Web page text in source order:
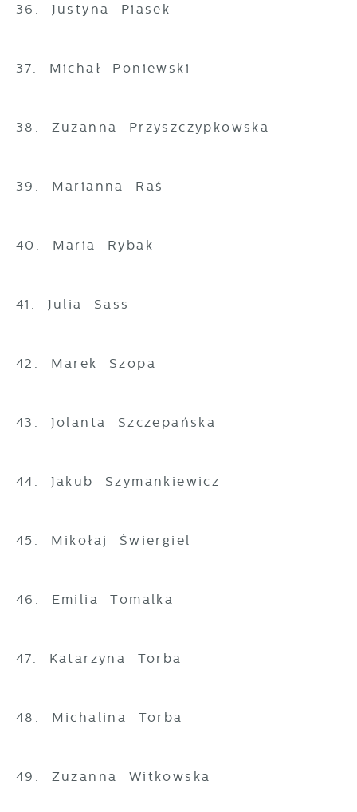
36. Justyna Piasek
37. Michał Poniewski
38. Zuzanna Przyszczypkowska
39. Marianna Raś
40. Maria Rybak
41. Julia Sass
42. Marek Szopa
43. Jolanta Szczepańska
44. Jakub Szymankiewicz
45. Mikołaj Świergiel
46. Emilia Tomalka
47. Katarzyna Torba
48. Michalina Torba
49. Zuzanna Witkowska